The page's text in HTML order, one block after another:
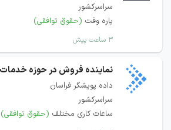
سراسرکشور
پاره وقت (حقوق توافقی)
۳ ساعت پیش
داده پویشگر فراسان
سراسرکشور
ساعات کاری مختلف (حقوق توافقی)